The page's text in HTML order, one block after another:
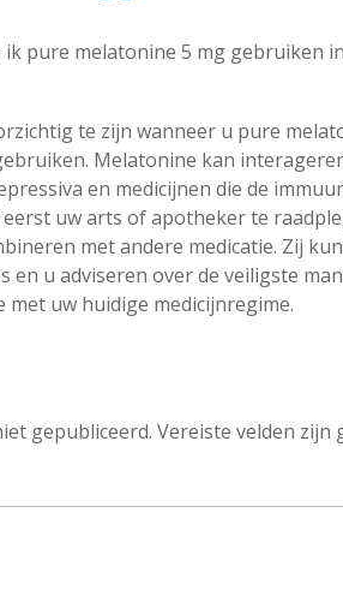
ik pure melatonine 5 mg gebruiken
te zijn wanneer u pure
Melatonine kan
en medicijnen die de
uw arts of apotheker te
met andere medicatie. Zij
en u adviseren over de veiligste
uw huidige medicijnregime.
gepubliceerd. Vereiste velden zijn